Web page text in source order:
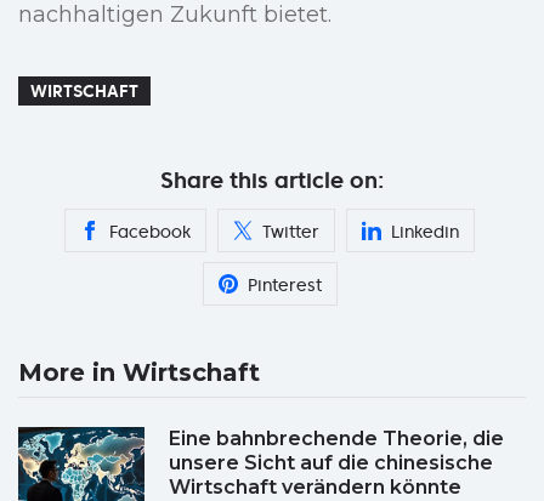
nachhaltigen Zukunft bietet.
WIRTSCHAFT
Share this article on:
Facebook Twitter Linkedin
Pinterest
More in Wirtschaft
Eine bahnbrechende Theorie, die
unsere Sicht auf die chinesische
Wirtschaft verändern könnte